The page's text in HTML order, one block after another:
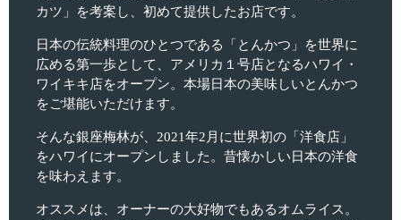
カツ」を考案し、初めて提供したお店です。
日本の伝統料理のひとつである「とんかつ」を世界に
広める第一歩として、アメリカ１号店となるハワイ・
ワイキキ店をオープン。本場日本の美味しいとんかつ
をご堪能いただけます。
そんな銀座梅林が、2021年2月に世界初の「洋食店」
をハワイにオープンしました。昔懐かしい日本の洋食
を味わえます。
オススメは、オーナーの大好物でもあるオムライス。